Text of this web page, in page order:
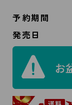
予約期間
発売日